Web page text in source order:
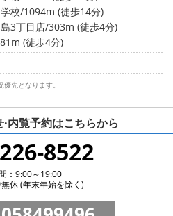
校/1094m (徒歩14分)
3丁目店/303m (徒歩4分)
(徒歩4分)
先となります。
内覧予約はこちらから
8522
：9:00～19:00
休 (年末年始を除く)